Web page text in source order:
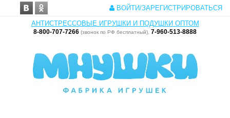
ВОЙТИ/ЗАРЕГИСТРИРОВАТЬСЯ
АНТИСТРЕССОВЫЕ ИГРУШКИ И ПОДУШКИ ОПТОМ
8-800-707-7266 (звонок по РФ бесплатный), 7-960-513-8888